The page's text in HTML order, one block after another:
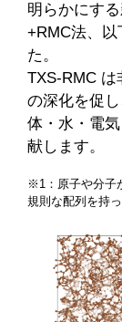
明らかにす
+RMC法、以
た。
TXS-RMC
の深化を促
体・水・電
献します。
※1：原子や分子
規則な配列を持